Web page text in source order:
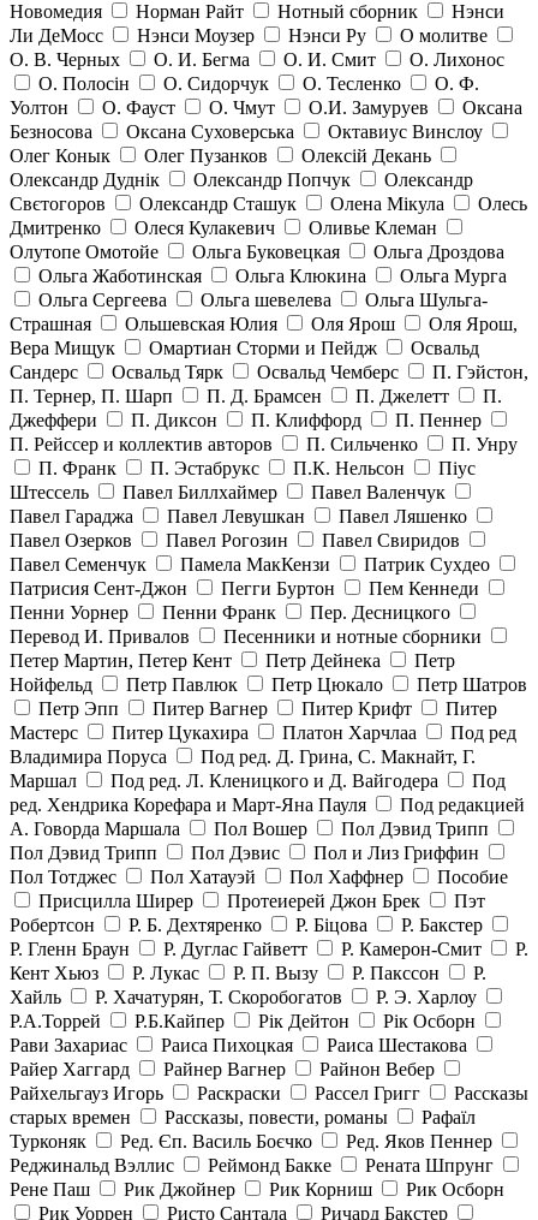
Новомедия
Норман Райт Нотный сборник
Нэнси
Ли ДеМосс
Нэнси Моузер Нэнси Ру
О молитве
О. В. Черных
О. И. Бегма О. И. Смит
О. Лихонос
О. Полосін
О. Сидорчук О. Тесленко
О. Ф.
Уолтон
О. Фауст О. Чмут О.И. Замуруев
Оксана
Безносова
Оксана Суховерська
Октавиус Винслоу
Олег Конык
Олег Пузанков
Олексій Декань
Олександр Дуднік
Олександр Попчук
Олександр
Свєтогоров
Олександр Сташук Олена Мікула
Олесь
Дмитренко
Олеся Кулакевич
Оливье Клеман
Олутопе Омотойе
Ольга Буковецкая
Ольга Дроздова
Ольга Жаботинская
Ольга Клюкина
Ольга Мурга
Ольга Сергеева
Ольга шевелева
Ольга Шульга-
Страшная
Ольшевская Юлия Оля Ярош
Оля Ярош,
Вера Мищук
Омартиан Сторми и Пейдж
Освальд
Сандерс
Освальд Тярк Освальд Чемберс
П. Гэйстон,
П. Тернер, П. Шарп
П. Д. Брамсен П. Джелетт
П.
Джеффери
П. Диксон П. Клиффорд
П. Пеннер
П. Рейссер и коллектив авторов
П. Сильченко
П. Унру
П. Франк
П. Эстабрукс П.К. Нельсон
Піус
Штессель
Павел Биллхаймер
Павел Валенчук
Павел Гараджа
Павел Левушкан
Павел Ляшенко
Павел Озерков
Павел Рогозин
Павел Свиридов
Павел Семенчук
Памела МакКензи
Патрик Сухдео
Патрисия Сент-Джон
Пегги Буртон
Пем Кеннеди
Пенни Уорнер
Пенни Франк
Пер. Десницкого
Перевод И. Привалов
Песенники и нотные сборники
Петер Мартин, Петер Кент
Петр Дейнека
Петр
Нойфельд
Петр Павлюк Петр Цюкало
Петр Шатров
Петр Эпп
Питер Вагнер Питер Крифт
Питер
Мастерс
Питер Цукахира Платон Харчлаа
Под ред
Владимира Поруса
Под ред. Д. Грина, С. Макнайт, Г.
Маршал
Под ред. Л. Кленицкого и Д. Вайгодера
Под
ред. Хендрика Корефара и Март-Яна Пауля
Под редакцией
А. Говорда Маршала
Пол Вошер
Пол Дэвид Трипп
Пол Дэвид Трипп
Пол Дэвис
Пол и Лиз Гриффин
Пол Тотджес
Пол Хатауэй Пол Хаффнер
Пособие
Присцилла Ширер
Протеиерей Джон Брек
Пэт
Робертсон
Р. Б. Дехтяренко Р. Біцова
Р. Бакстер
Р. Гленн Браун
Р. Дуглас Гайветт Р. Камерон-Смит
Р.
Кент Хьюз
Р. Лукас Р. П. Вызу Р. Пакссон
Р.
Хайль
Р. Хачатурян, Т. Скоробогатов
Р. Э. Харлоу
Р.А.Торрей
Р.Б.Кайпер Рік Дейтон
Рік Осборн
Рави Захариас
Раиса Пихоцкая
Раиса Шестакова
Райер Хаггард
Райнер Вагнер
Райнон Вебер
Райхельгауз Игорь
Раскраски Рассел Григг
Рассказы
старых времен
Рассказы, повести, романы
Рафаїл
Турконяк
Ред. Єп. Василь Боєчко
Ред. Яков Пеннер
Реджинальд Вэллис
Реймонд Бакке
Рената Шпрунг
Рене Паш
Рик Джойнер Рик Корниш
Рик Осборн
Рик Уоррен
Ристо Сантала Ричард Бакстер